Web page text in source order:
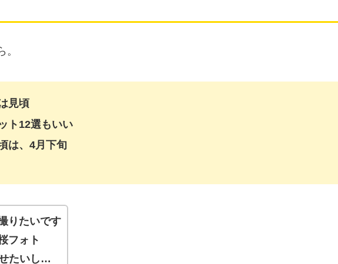
見頃
ト12選もいい
は、4月下旬
りたいです
フォト
たいし…